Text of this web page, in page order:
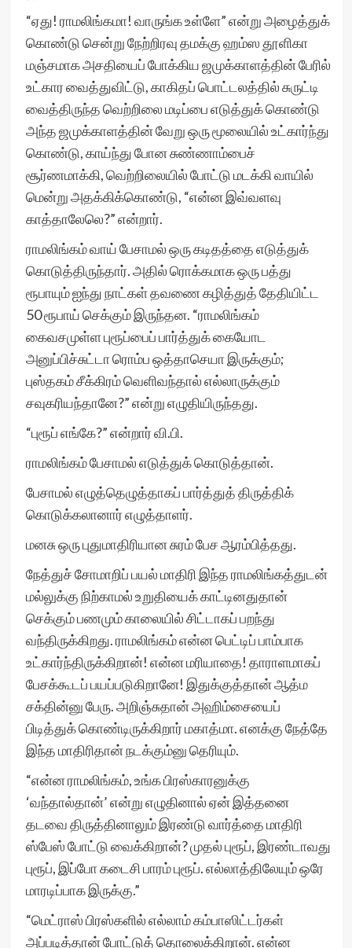
“ஏது! ராமலிங்கமா! வாருங்க உள்ளே” என்று அழைத்துக்
கொண்டு சென்று நேற்றிரவு தமக்கு ஹம்ஸ தூளிகா
மஞ்சமாக அசதியைப் போக்கிய ஜமுக்காளத்தின் பேரில்
உட்கார வைத்துவிட்டு, காகிதப் பொட்டலத்தில் சுருட்டி
வைத்திருந்த வெற்றிலை மடிப்பை எடுத்துக் கொண்டு
அந்த ஜமுக்காளத்தின் வேறு ஒரு மூலையில் உட்கார்ந்து
கொண்டு, காய்ந்து போன சுண்ணாம்பைச்
சூர்ணமாக்கி, வெற்றிலையில் போட்டு மடக்கி வாயில்
மென்று அதக்கிக்கொண்டு, “என்ன இவ்வளவு
காத்தாலேலெ?” என்றார்.
ராமலிங்கம் வாய் பேசாமல் ஒரு கடிதத்தை எடுத்துக்
கொடுத்திருந்தார். அதில் ரொக்கமாக ஒரு பத்து
ரூபாயும் ஐந்து நாட்கள் தவணை கழித்துத் தேதியிட்ட
50 ரூபாய் செக்கும் இருந்தன. “ராமலிங்கம்
கைவசமுள்ள புரூப்பைப் பார்த்துக் கையோட
அனுப்பிச்சுட்டா ரொம்ப ஒத்தாசெயா இருக்கும்;
புஸ்தகம் சீக்கிரம் வெளிவந்தால் எல்லாருக்கும்
சவுகரியந்தானே?” என்று எழுதியிருந்தது.
“புரூப் எங்கே?” என்றார் வி.பி.
ராமலிங்கம் பேசாமல் எடுத்துக் கொடுத்தான்.
பேசாமல் எழுத்தெழுத்தாகப் பார்த்துத் திருத்திக்
கொடுக்கலானார் எழுத்தாளர்.
மனசு ஒரு புதுமாதிரியான சுரம் பேச ஆரம்பித்தது.
நேத்துச் சோமாறிப் பயல் மாதிரி இந்த ராமலிங்கத்துடன்
மல்லுக்கு நிற்காமல் உறுதியைக் காட்டினதுதான்
செக்கும் பணமும் காலையில் சிட்டாகப் பறந்து
வந்திருக்கிறது. ராமலிங்கம் என்ன பெட்டிப் பாம்பாக
உட்கார்ந்திருக்கிறான்! என்ன மரியாதை! தாராளமாகப்
பேசக்கூடப் பயப்படுகிறானே! இதுக்குத்தான் ஆத்ம
சக்தின்னு பேரு. அறிஞ்சுதான் அஹிம்சையைப்
பிடித்துக் கொண்டிருக்கிறார் மகாத்மா. எனக்கு நேத்தே
இந்த மாதிரிதான் நடக்கும்னு தெரியும்.
“என்ன ராமலிங்கம், உங்க பிரஸ்காரனுக்கு
‘வந்தால்தான்’ என்று எழுதினால் ஏன் இத்தனை
தடவை திருத்தினாலும் இரண்டு வார்த்தை மாதிரி
ஸ்பேஸ் போட்டு வைக்கிறான்? முதல் புரூப், இரண்டாவது
புரூப், இப்போ கடைசி பாரம் புரூப். எல்லாத்திலேயும் ஒரே
மாரடிப்பாக இருக்கு.”
“மெட்ராஸ் பிரஸ்களில் எல்லாம் கம்பாஸிட்டர்கள்
அப்படித்தான் போட்டுத் தொலைக்கிறான். என்ன